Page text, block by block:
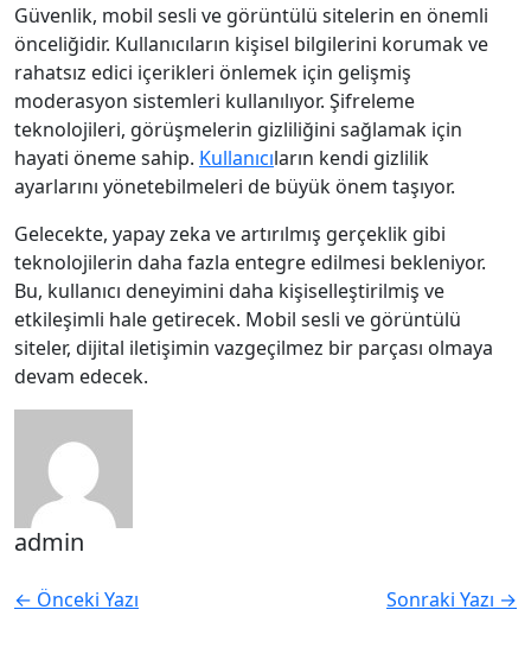
Güvenlik, mobil sesli ve görüntülü sitelerin en önemli
önceliğidir. Kullanıcıların kişisel bilgilerini korumak ve
rahatsız edici içerikleri önlemek için gelişmiş
moderasyon sistemleri kullanılıyor. Şifreleme
teknolojileri, görüşmelerin gizliliğini sağlamak için
hayati öneme sahip. Kullanıcıların kendi gizlilik
ayarlarını yönetebilmeleri de büyük önem taşıyor.
Gelecekte, yapay zeka ve artırılmış gerçeklik gibi
teknolojilerin daha fazla entegre edilmesi bekleniyor.
Bu, kullanıcı deneyimini daha kişiselleştirilmiş ve
etkileşimli hale getirecek. Mobil sesli ve görüntülü
siteler, dijital iletişimin vazgeçilmez bir parçası olmaya
devam edecek.
admin
← Önceki Yazı Sonraki Yazı →